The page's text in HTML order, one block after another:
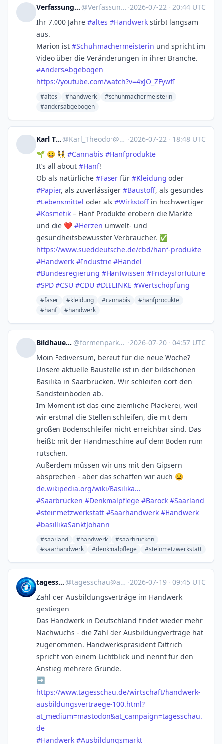
Verfassungklage@troet.cafe @Verfassungklage@troet.cafe ·2026-07-22 · 20:44 UTC
Ihr 7.000 Jahre #altes #Handwerk stirbt langsam
aus.
Marion ist #Schuhmachermeisterin und spricht im
Video über die Veränderungen in ihrer Branche.
#AndersAbgebogen
https://youtube.com/watch?v=4xJO_ZFywfI
#altes #handwerk
#schuhmachermeisterin
#andersabgebogen
Karl Theodor @Karl_Theodor@mastodon.social ·2026-07-22 · 18:48 UTC
🌱 😀 👯 #Cannabis #Hanfprodukte
It’s all about #Hanf!
Ob als natürliche #Faser für #Kleidung oder
#Papier, als zuverlässiger #Baustoff, als gesundes
#Lebensmittel oder als #Wirkstoff in hochwertiger
#Kosmetik – Hanf Produkte erobern die Märkte
und die ❤️ #Herzen umwelt- und
gesundheitsbewusster Verbraucher. ✅
https://www.sueddeutsche.de/cbd/hanf-produkte
#Handwerk #Industrie #Handel
#Bundesregierung #Hanfwissen #Fridaysforfuture
#SPD #CSU #CDU #DIELINKE #Wertschöpfung
#faser #kleidung #cannabis
#hanfprodukte
#hanf
#handwerk
Bildhauerei Formenpark @formenpark@kirkler-treff.saarland ·2026-07-20 · 04:57 UTC
Moin Fediversum, bereut für die neue Woche?
Unsere aktuelle Baustelle ist in der bildschönen
Basilika in Saarbrücken. Wir schleifen dort den
Sandsteinboden ab.
Im Moment ist das eine ziemliche Plackerei, weil
wir erstmal die Stellen schleifen, die mit dem
großen Bodenschleifer nicht erreichbar sind. Das
heißt: mit der Handmaschine auf dem Boden rum
rutschen.
Außerdem müssen wir uns mit den Gipsern
absprechen - aber das schaffen wir auch 😀
de.wikipedia.org/wiki/Basilika…
#Saarbrücken #Denkmalpflege #Barock #Saarland
#steinmetzwerkstatt #Saarhandwerk #Handwerk
#basillikaSanktJohann
#saarland #handwerk
#saarbrucken
#saarhandwerk
#denkmalpflege #steinmetzwerkstatt
tagesschau @tagesschau@ard.social ·2026-07-19 · 09:45 UTC
Zahl der Ausbildungsverträge im Handwerk
gestiegen
Das Handwerk in Deutschland findet wieder mehr
Nachwuchs - die Zahl der Ausbildungverträge hat
zugenommen. Handwerkspräsident Dittrich
spricht von einem Lichtblick und nennt für den
Anstieg mehrere Gründe.
➡️
https://www.tagesschau.de/wirtschaft/handwerk-
ausbildungsvertraege-100.html?
at_medium=mastodon&at_campaign=tagesschau.
de
#Handwerk #Ausbildungsmarkt